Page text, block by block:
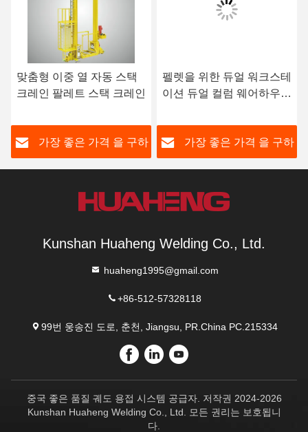
맞춤형 이중 열 자동 스택
크레인 팔레트 스택 크레인
가장 좋은 가격 을 구하
펠렛을 위한 듀얼 워크스테
이션 듀얼 컬럼 웨어하우스
가장 좋은 가격 을 구하
Kunshan Huaheng Welding Co., Ltd.
huaheng1995@gmail.com
+86-512-57328118
99번 웅송진 도로, 춘천, Jiangsu, PR.China PC.215334
중국 좋은 품질 궤도 용접 시스템 공급자. 저작권 2024-2026
Kunshan Huaheng Welding Co., Ltd. 모든 권리는 보호됩니
다.